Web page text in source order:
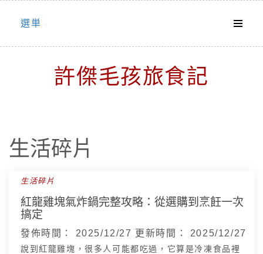
Skip
選単
許傑毛孩旅食記
生活碎片
生活碎片
紅龍雞塊氣炸鍋完整攻略：從選購到烹飪一次
搞定
發佈時間： 2025/12/27 更新時間： 2025/12/27
說到紅龍雞塊，很多人可能都吃過，它算是冷凍食品裡